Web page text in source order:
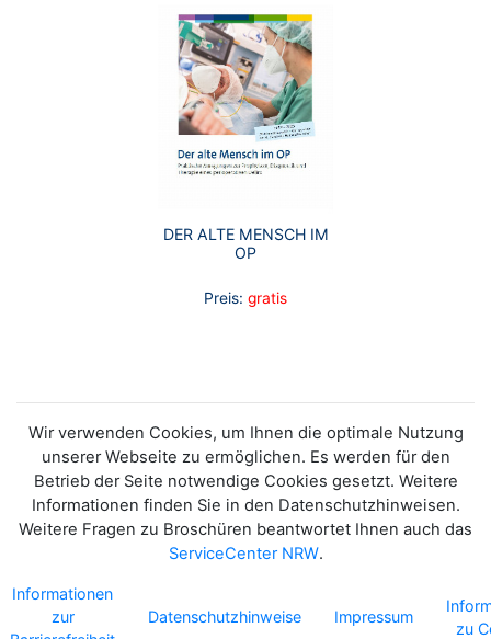
DER ALTE MENSCH IM
OP
Preis: gratis
Wir verwenden Cookies, um Ihnen die optimale Nutzung
unserer Webseite zu ermöglichen. Es werden für den
Betrieb der Seite notwendige Cookies gesetzt. Weitere
Informationen finden Sie in den Datenschutzhinweisen.
Weitere Fragen zu Broschüren beantwortet Ihnen auch das
ServiceCenter NRW.
Informationen
zur
Datenschutzhinweise Impressum
zu